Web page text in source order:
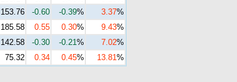
153.76 -0.60 -0.39% 3.37%
185.58 0.55 0.30% 9.43%
142.58 -0.30 -0.21% 7.02%
75.32 0.34 0.45% 13.81%